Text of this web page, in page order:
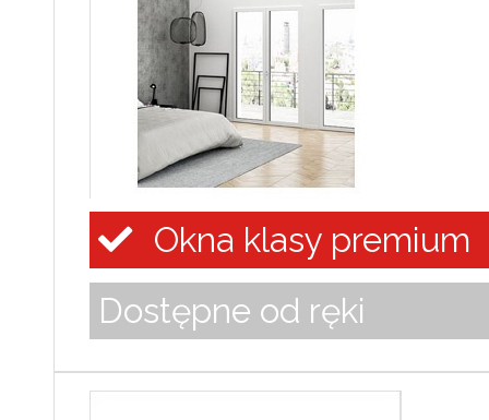
Okna klasy premium
Dostępne od ręki